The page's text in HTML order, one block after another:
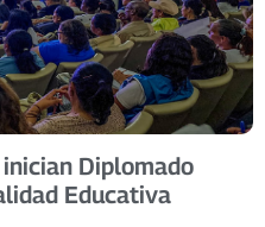
Diplomado
Educativa